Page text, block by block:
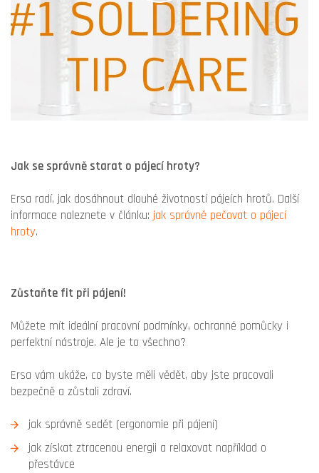
Jak se správně starat o pájecí hroty?
Ersa radí, jak dosáhnout dlouhé životností pájeích hrotů. Další
informace naleznete v článku: jak správně pečovat o pájecí
hroty.
Zůstaňte fit při pájení!
Můžete mít ideální pracovní podmínky, ochranné pomůcky i
perfektní nástroje. Ale je to všechno?
Ersa vám ukáže, co byste měli vědět, aby jste pracovali
bezpečně a zůstali zdraví.
jak správně sedět (ergonomie při pájení)
jak získat ztracenou energii a relaxovat například o
přestávce